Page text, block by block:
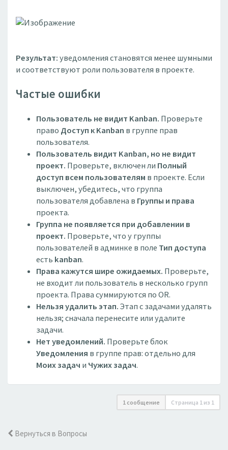
Результат:уведомления становятся менее шумными
и соответствуют роли пользователя в проекте.
Частые ошибки
Пользователь не видит Kanban. Проверьте
право Доступ к Kanban в группе прав
пользователя.
Пользователь видит Kanban, но не видит
проект. Проверьте, включен ли Полный
доступ всем пользователям в проекте. Если
выключен, убедитесь, что группа
пользователя добавлена в Группы и права
проекта.
Группа не появляется при добавлении в
проект. Проверьте, что у группы
пользователей в админке в поле Тип доступа
есть kanban.
Права кажутся шире ожидаемых. Проверьте,
не входит ли пользователь в несколько групп
проекта. Права суммируются по OR.
Нельзя удалить этап.Этап с задачами удалять
нельзя; сначала перенесите или удалите
задачи.
Нет уведомлений. Проверьте блок
Уведомления в группе прав: отдельно для
Моих задач и Чужих задач.
1 сообщение Страница 1 из 1
Вернуться в Вопросы